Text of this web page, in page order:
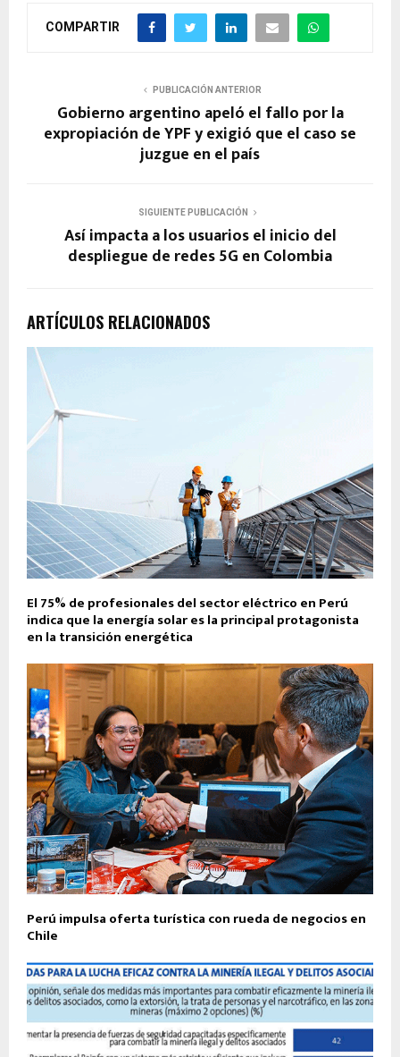
COMPARTIR
PUBLICACIÓN ANTERIOR
Gobierno argentino apeló el fallo por la
expropiación de YPF y exigió que el caso se
juzgue en el país
SIGUIENTE PUBLICACIÓN
Así impacta a los usuarios el inicio del
despliegue de redes 5G en Colombia
ARTÍCULOS RELACIONADOS
El 75% de profesionales del sector eléctrico en Perú
indica que la energía solar es la principal protagonista
en la transición energética
Perú impulsa oferta turística con rueda de negocios en
Chile